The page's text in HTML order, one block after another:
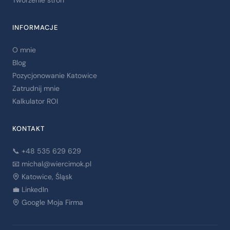
INFORMACJE
O mnie
Blog
Pozycjonowanie Katowice
Zatrudnij mnie
Kalkulator ROI
KONTAKT
📞 +48 535 629 629
📧 michal@wiercimok.pl
Katowice, Śląsk
💼 LinkedIn
Google Moja Firma